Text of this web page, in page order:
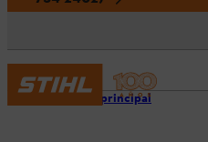
Página principal